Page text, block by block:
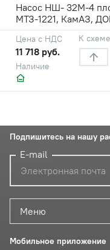
Насос НШ- 32М-4
МТЗ-1221, КамАЗ,
Наличие
Цена с НДС
11 718 руб.
К схеме
Меню
Мобильное приложение
Подпишитесь на нашу
E-mail